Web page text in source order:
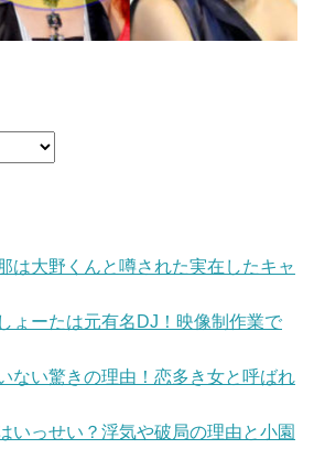
は大野くんと噂された実在したキャ
ょーたは元有名DJ！映像制作業で
ない驚きの理由！恋多き女と呼ばれ
いっせい？浮気や破局の理由と小園